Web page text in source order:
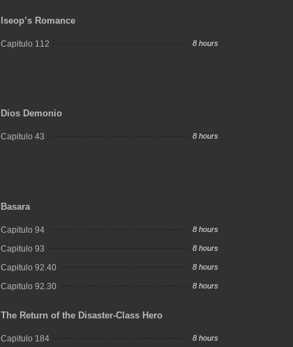
Iseop’s Romance
Capitulo 112 8 hours
Dios Demonio
Capitulo 43 8 hours
Basara
Capitulo 94 8 hours
Capitulo 93 8 hours
Capitulo 92.40 8 hours
Capitulo 92.30 8 hours
The Return of the Disaster-Class Hero
Capitulo 184 8 hours